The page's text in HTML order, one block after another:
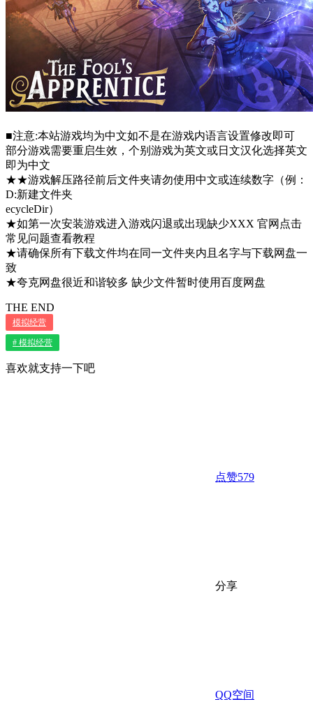
■注意:本站游戏均为中文如不是在游戏内语言设置修改即可
部分游戏需要重启生效，个别游戏为英文或日文汉化选择英文
即为中文
★★游戏解压路径前后文件夹请勿使用中文或连续数字（例：
D:新建文件夹
ecycleDir）
★如第一次安装游戏进入游戏闪退或出现缺少XXX 官网点击
常见问题查看教程
★请确保所有下载文件均在同一文件夹内且名字与下载网盘一
致
★夸克网盘很近和谐较多 缺少文件暂时使用百度网盘
THE END
模拟经营
# 模拟经营
喜欢就支持一下吧
点赞579
分享
QQ空间